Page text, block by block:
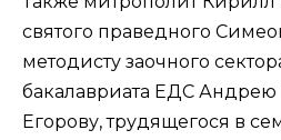
святого праведного
методисту заочного
бакалавриата ЕДС
Егорову, трудящегося в